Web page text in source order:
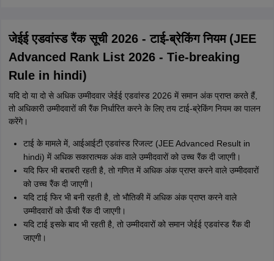
जेईई एडवांस्ड रैंक सूची 2026 - टाई-ब्रेकिंग नियम (JEE
Advanced Rank List 2026 - Tie-breaking
Rule in hindi)
यदि दो या दो से अधिक उम्मीदवार जेईई एडवांस्ड 2026 में समान अंक प्राप्त करते हैं,
तो अधिकारी उम्मीदवारों की रैंक निर्धारित करने के लिए तय टाई-ब्रेकिंग नियम का पालन
करेंगे।
टाई के मामले में, आईआईटी एडवांस्ड रिजल्ट (JEE Advanced Result in
hindi) में अधिक सकारात्मक अंक वाले उम्मीदवारों को उच्च रैंक दी जाएगी।
यदि फिर भी बराबरी रहती है, तो गणित में अधिक अंक प्राप्त करने वाले उम्मीदवारों
को उच्च रैंक दी जाएगी।
यदि टाई फिर भी बनी रहती है, तो भौतिकी में अधिक अंक प्राप्त करने वाले
उम्मीदवारों को ऊँची रैंक दी जाएगी।
यदि टाई इसके बाद भी रहती है, तो उम्मीदवारों को समान जेईई एडवांस्ड रैंक दी
जाएगी।